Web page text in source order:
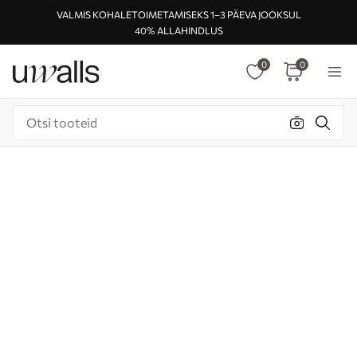
VALMIS KOHALETOIMETAMISEKS 1–3 PÄEVA JOOKSUL
40% ALLAHINDLUS
0 0